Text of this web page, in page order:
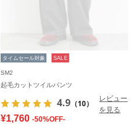
タイムセール対象 SALE
SM2
起毛カットツイルパンツ
4.9 （10）
レビュー
を見る
¥1,760 -50%OFF-